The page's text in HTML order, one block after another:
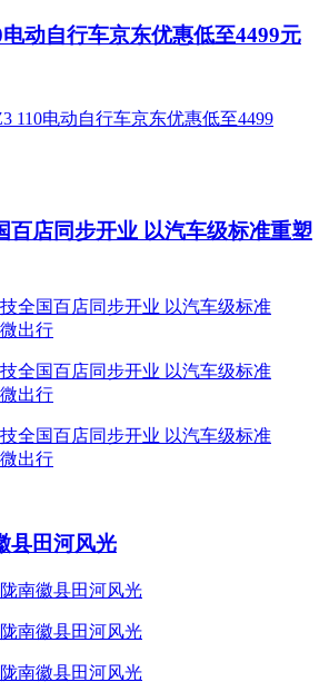
动自行车京东优惠低至4499元
百店同步开业 以汽车级标准重塑
县田河风光